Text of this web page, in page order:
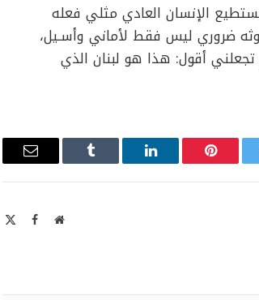
الإنسان العادي مثلي فعله
ضروري ليس فقط لأماني وأسـيل،
أقول: هذا هو لبنان الذي
بينتيريستلينكدإن Tumblr
البريد
موقعفيسبوك